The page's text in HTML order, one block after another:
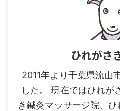
ひれがさ
2011年より千葉県流山
した。 現在ではひれが
き鍼灸マッサージ院、